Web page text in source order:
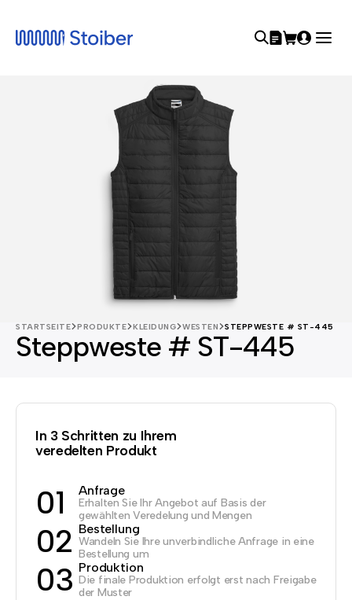
STARTSEITE PRODUKTE KLEIDUNG WESTEN STEPPWESTE # ST-445
Steppweste # ST-445
In 3 Schritten zu Ihrem
veredelten Produkt
01 Anfrage
Erhalten Sie Ihr Angebot auf Basis der
gewählten Veredelung und Mengen
02 Bestellung
Wandeln Sie Ihre unverbindliche Anfrage in eine
Bestellung um
03 Produktion
Die finale Produktion erfolgt erst nach Freigabe
der Muster